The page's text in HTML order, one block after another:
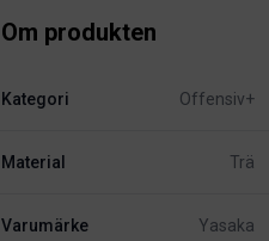
Om produkten
Kategori Offensiv+
Material Trä
Varumärke Yasaka